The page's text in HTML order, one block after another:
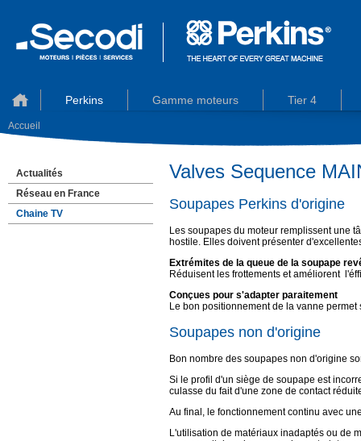
Perkins Gamme moteurs Tier 4
Accueil
Actualités
Réseau en France
Chaine TV
Valves Sequence
Soupapes Perkins d'origine
Les soupapes du moteur remplissent une
hostile. Elles doivent présenter
Extrémites de la queue de la soupape
Réduisent les frottements et améliorent
Conçues pour s'adapter paraitement
Le bon positionnement de la vanne
Soupapes non d'origine
Bon nombre des soupapes non d'origine
Si le profil d'un siège de soupape est
culasse du fait d'une zone de contact
Au final, le fonctionnement continu avec
L'utilisation de matériaux inadaptés ou de